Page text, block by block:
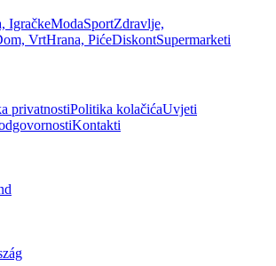
IgračkeModaSportZdravlje,
VrtHrana, PićeDiskontSupermarketi
privatnostiPolitika kolačićaUvjeti
Kontakti